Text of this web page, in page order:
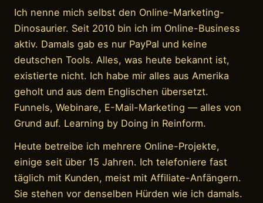
Ich nenne mich selbst den Online-Marketing-
Dinosaurier. Seit 2010 bin ich im Online-Business
aktiv. Damals gab es nur PayPal und keine
deutschen Tools. Alles, was heute bekannt ist,
existierte nicht. Ich habe mir alles aus Amerika
geholt und aus dem Englischen übersetzt.
Funnels, Webinare, E-Mail-Marketing — alles von
Grund auf. Learning by Doing in Reinform.
Heute betreibe ich mehrere Online-Projekte,
einige seit über 15 Jahren. Ich telefoniere fast
täglich mit Kunden, meist mit Affiliate-Anfängern.
Sie stehen vor denselben Hürden wie ich damals.